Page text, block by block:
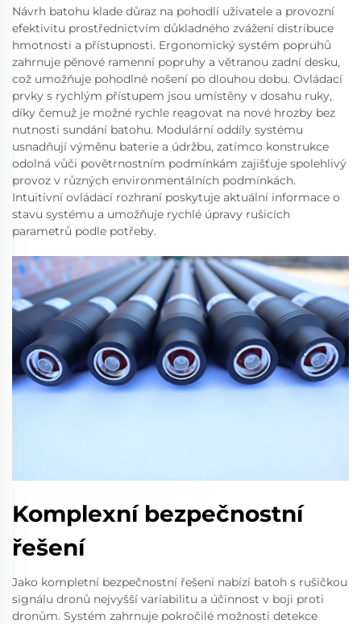
Návrh batohu klade důraz na pohodlí uživatele a provozní
efektivitu prostřednictvím důkladného zvážení distribuce
hmotnosti a přístupnosti. Ergonomický systém popruhů
zahrnuje pěnové ramenní popruhy a větranou zadní desku,
což umožňuje pohodlné nošení po dlouhou dobu. Ovládací
prvky s rychlým přístupem jsou umístěny v dosahu ruky,
díky čemuž je možné rychle reagovat na nové hrozby bez
nutnosti sundání batohu. Modulární oddíly systému
usnadňují výměnu baterie a údržbu, zatímco konstrukce
odolná vůči povětrnostním podmínkám zajišťuje spolehlivý
provoz v různých environmentálních podmínkách.
Intuitivní ovládací rozhraní poskytuje aktuální informace o
stavu systému a umožňuje rychlé úpravy rušicích
parametrů podle potřeby.
Komplexní bezpečnostní
řešení
Jako kompletní bezpečnostní řešení nabízí batoh s rušičkou
signálu dronů nejvyšší variabilitu a účinnost v boji proti
dronům. Systém zahrnuje pokročilé možnosti detekce